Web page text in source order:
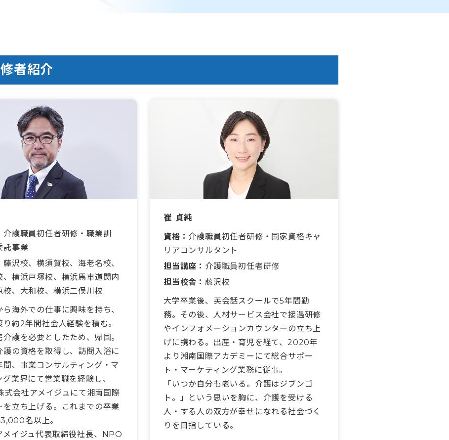
者紹介
介護職員初任者研修・職業訓
託事業
藤沢校、横須賀校、海老名校、
、横浜戸塚校、横浜馬車道関内
校、大和校、横浜二俣川校
海外での仕事に興味を持ち、
り約2年間社会人経験を積む。
介護を必要としたため、帰国。
護の資格を取得し、訪問入浴に
間、事業コンサルティング・マ
業界にて営業職を経験し、
式会社アメイジュにて湘南国際
を立ち上げる。これまでの卒業
名以上。
メイジュ代表取締役社長、NPO
崔 貞純
資格： 介護職員初任者研修・国家資格キャ
リアコンサルタント
担当講座： 介護職員初任者研修
担当校舎： 藤沢校
大学卒業後、英会話スクールで5年間勤
務。その後、人材サービス会社で接遇研修
やインフォメーションカウンターの立ち上
げに携わる。出産・育児を経て、2020年
より湘南国際アカデミーにて総合サポー
ト・マーケティング業務に従事。
「いつか自分も老いる。介護はジブンゴ
ト。」という思いを胸に、介護を受ける
人・する人の双方が幸せになれる社会づく
りを目指している。